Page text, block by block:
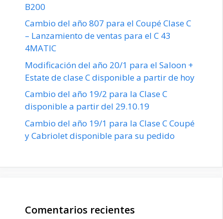
B200
Cambio del año 807 para el Coupé Clase C
– Lanzamiento de ventas para el C 43
4MATIC
Modificación del año 20/1 para el Saloon +
Estate de clase C disponible a partir de hoy
Cambio del año 19/2 para la Clase C
disponible a partir del 29.10.19
Cambio del año 19/1 para la Clase C Coupé
y Cabriolet disponible para su pedido
Comentarios recientes